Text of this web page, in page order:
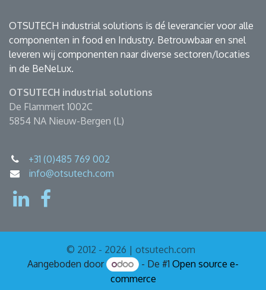
OTSUTECH industrial solutions is dé leverancier voor alle
componenten in food en Industry. Betrouwbaar en snel
leveren wij componenten naar diverse sectoren/locaties
in de BeNeLux.
OTSUTECH industrial solutions
De Flammert 1002C
5854 NA Nieuw-Bergen (L)
+31 (0)485 769 002
info@otsutech.com
© 2012 - 2026 | otsutech.com
Aangeboden door
- De #1 Open source e-
commerce